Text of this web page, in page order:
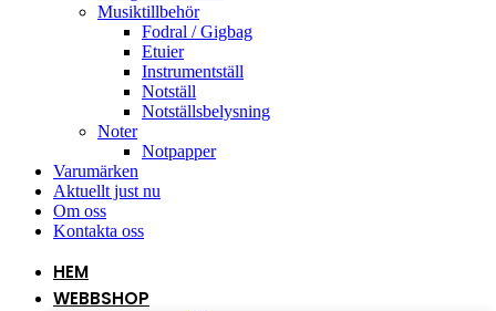
Musiktillbehör
Fodral / Gigbag
Etuier
Instrumentställ
Notställ
Notställsbelysning
Noter
Notpapper
Varumärken
Aktuellt just nu
Om oss
Kontakta oss
HEM
WEBBSHOP